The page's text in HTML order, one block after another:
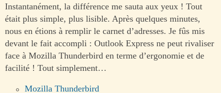
Instantanément, la différence me sauta aux yeux ! Tout
était plus simple, plus lisible. Après quelques minutes,
nous en étions à remplir le carnet d’adresses. Je fûs mis
devant le fait accompli : Outlook Express ne peut rivaliser
face à Mozilla Thunderbird en terme d’ergonomie et de
facilité ! Tout simplement…
Mozilla Thunderbird